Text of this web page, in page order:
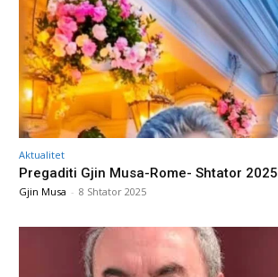
Aktualitet
Pregaditi Gjin Musa-Rome- Shtator 2025
Gjin Musa - 8 Shtator 2025